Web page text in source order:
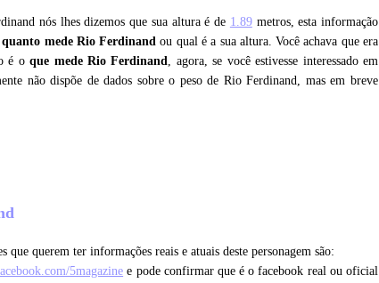
nós lhes dizemos que sua altura é de 1.89metros, esta informação
quanto mede Rio Ferdinand ou qual é a sua altura. Você achava que era
é oque mede Rio Ferdinand, agora, se você estivesse interessado em
não dispõe de dados sobre o peso de Rio Ferdinand, mas em breve
que querem ter informações reais e atuais deste personagem são:
5magazine e pode confirmar que é o facebook real ou oficial